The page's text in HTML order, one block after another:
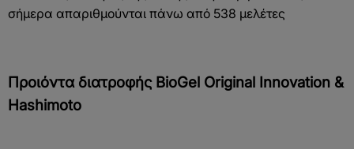
σήμερα απαριθμούνται πάνω από 538 μελέτες
Προιόντα διατροφής BioGel Original Innovation &
Hashimoto